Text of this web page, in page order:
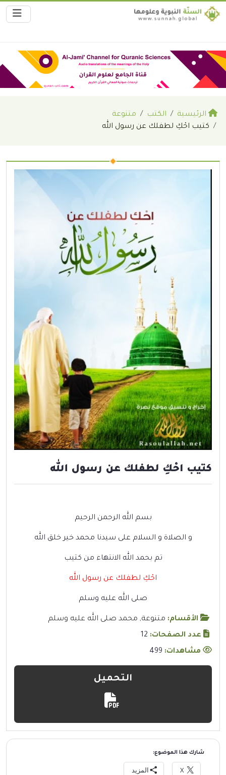
الرئيسية الكتب
متنوعة
كتيب احْكِ لطفلك عن رسول الله
كتيب احْكِ لطفلك عن رسول الله
بسم الله الرحمن الرحيم
و الصلاة و السلام على سيدنا محمد خير خلق الله
تم بحمد الله الانتهاء من كتيب
احْكِ لطفلك عن رسول الله
صلى الله عليه وسلم
الأقسام: متنوعة, محمد صلى الله عليه وسلم
عدد الصفحات: 12
مشاهدات:
التحميل
شارك هذا الموضوع:
X المزيد